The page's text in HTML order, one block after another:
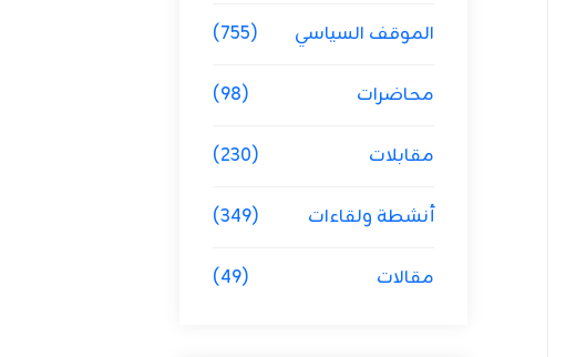
الموقف السياسي (755)
محاضرات (98)
مقابلات (230)
أنشطة ولقاءات (349)
مقالات (49)